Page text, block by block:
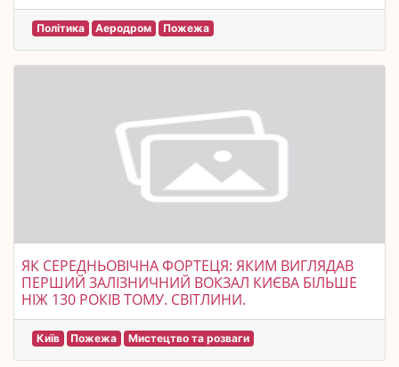
Політика Аеродром Пожежа
ЯК СЕРЕДНЬОВІЧНА ФОРТЕЦЯ: ЯКИМ ВИГЛЯДАВ
ПЕРШИЙ ЗАЛІЗНИЧНИЙ ВОКЗАЛ КИЄВА БІЛЬШЕ
НІЖ 130 РОКІВ ТОМУ. СВІТЛИНИ.
Київ Пожежа Мистецтво та розваги